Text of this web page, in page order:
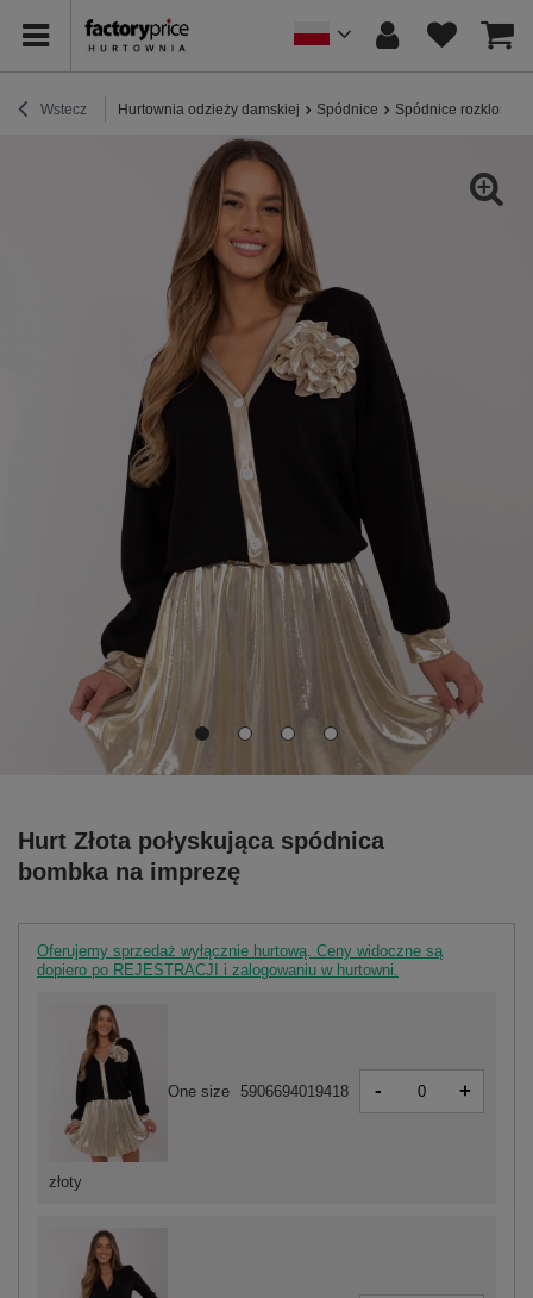
Wstecz Hurtownia odzieży damskiej Spódnice Spódnice
Hurt Złota połyskująca spódnica
bombka na imprezę
Oferujemy sprzedaż wyłącznie hurtową. Ceny widoczne są
dopiero po REJESTRACJI i zalogowaniu w hurtowni.
złoty
One size 5906694019418 - +